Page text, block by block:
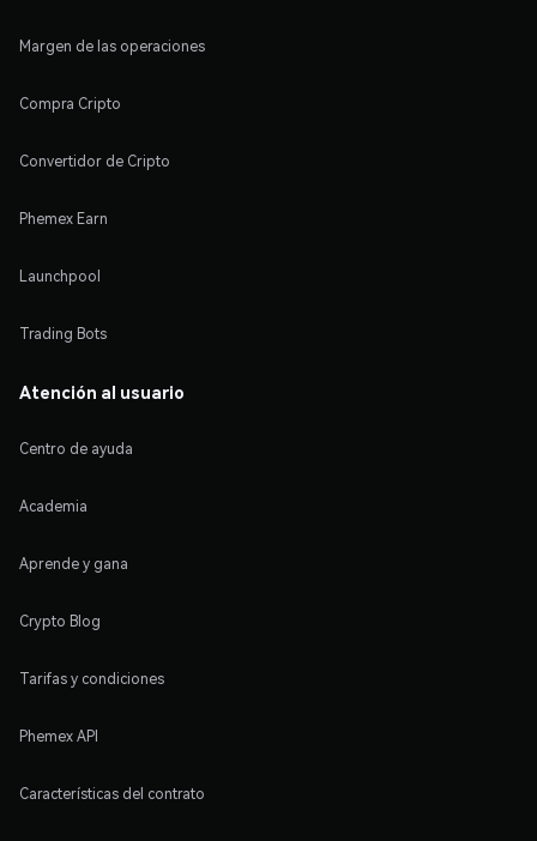
Margen de las operaciones
Compra Cripto
Convertidor de Cripto
Phemex Earn
Launchpool
Trading Bots
Atención al usuario
Centro de ayuda
Academia
Aprende y gana
Crypto Blog
Tarifas y condiciones
Phemex API
Características del contrato